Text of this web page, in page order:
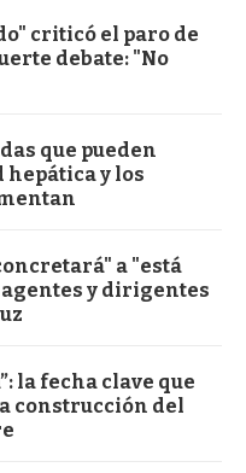
criticó el paro de
debate: "No
que pueden
hepática y los
a "está
y dirigentes
la fecha clave que
construcción del